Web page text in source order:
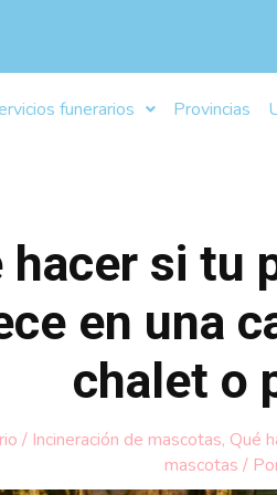
funerarios Provincias
hacer si tu
en una
chalet o
/ Incineración de mascotas, Qué
mascotas /